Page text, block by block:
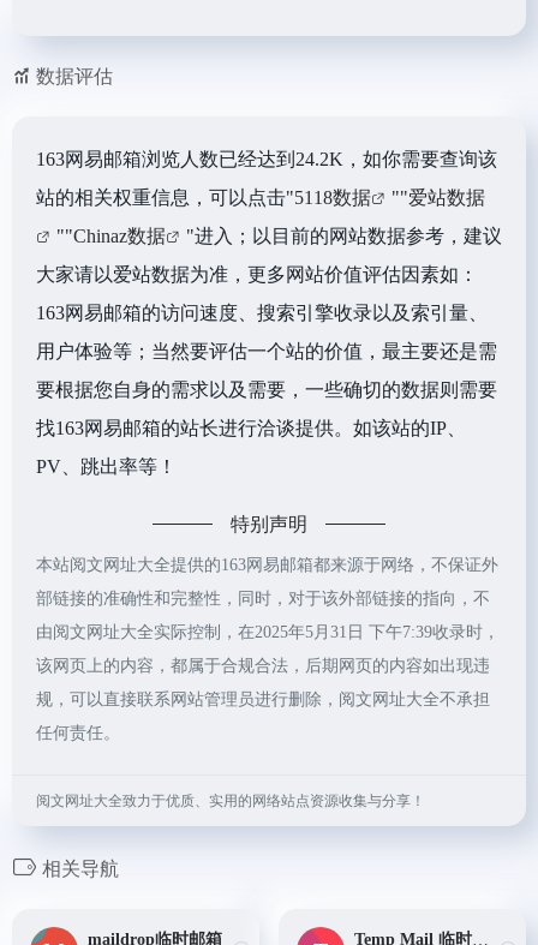
数据评估
163网易邮箱浏览人数已经达到24.2K，如你需要查询该
站的相关权重信息，可以点击"5118数据 ""爱站数据
""Chinaz数据
"进入；以目前的网站数据参考，建议
大家请以爱站数据为准，更多网站价值评估因素如：
163网易邮箱的访问速度、搜索引擎收录以及索引量、
用户体验等；当然要评估一个站的价值，最主要还是需
要根据您自身的需求以及需要，一些确切的数据则需要
找163网易邮箱的站长进行洽谈提供。如该站的IP、
PV、跳出率等！
特别声明
本站阅文网址大全提供的163网易邮箱都来源于网络，不保证外
部链接的准确性和完整性，同时，对于该外部链接的指向，不
由阅文网址大全实际控制，在2025年5月31日 下午7:39收录时，
该网页上的内容，都属于合规合法，后期网页的内容如出现违
规，可以直接联系网站管理员进行删除，阅文网址大全不承担
任何责任。
阅文网址大全致力于优质、实用的网络站点资源收集与分享！
相关导航
maildrop临时邮箱 Temp Mail 临时邮箱